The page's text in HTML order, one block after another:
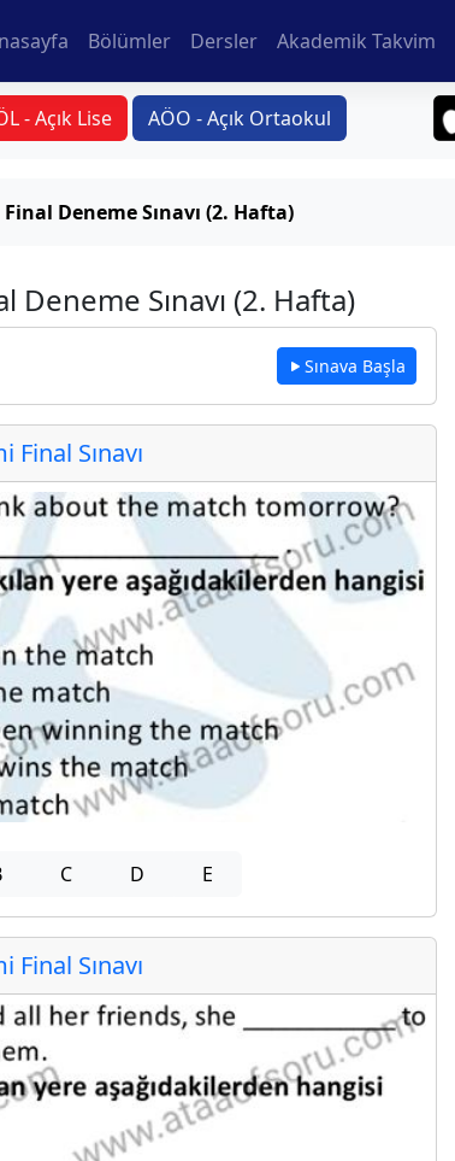
Bölümler Dersler Akademik Takvim
- Açık Lise AÖO - Açık Ortaokul
Final Deneme Sınavı (2. Hafta)
Deneme Sınavı (2. Hafta)
Sınava Başla
Sınavı
C D E
Sınavı